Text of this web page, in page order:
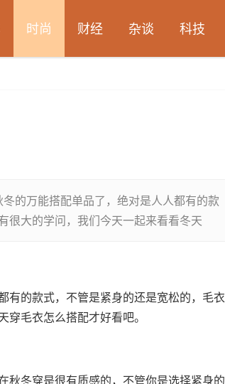
时尚 财经 杂谈 科技
的万能搭配单品了，绝对是人人都有的款
很大的学问，我们今天一起来看看冬天
有的款式，不管是紧身的还是宽松的，毛衣
毛衣怎么搭配才好看吧。
秋冬穿是很有质感的，不管你是选择紧身的